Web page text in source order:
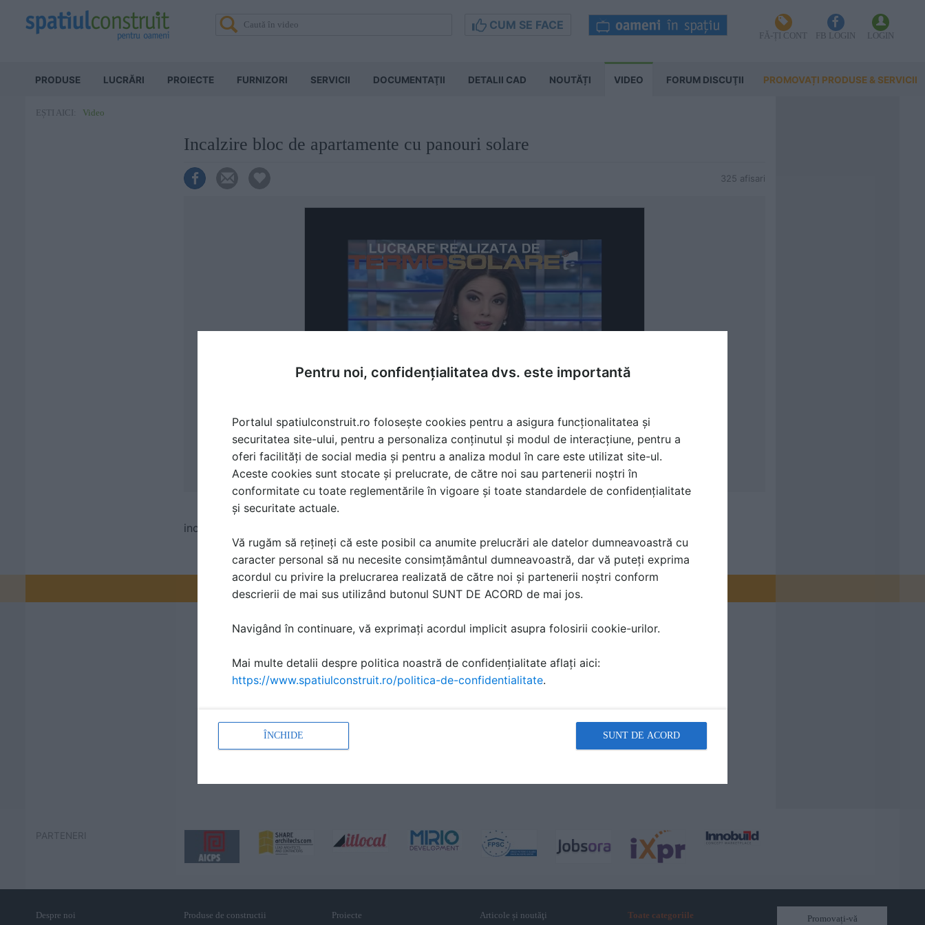
CUM SE FACE
FĂ-ȚI CONT FB LOGIN LOGIN
PRODUSE LUCRĂRI PROIECTE FURNIZORI SERVICII DOCUMENTAŢII DETALII CAD NOUTĂȚI VIDEO FORUM DISCUŢII PROMOVAȚI PRODUSE & SERVICII
EȘTI AICI: Video
Incalzire bloc de apartamente cu panouri solare
325 afisari
incalzire ecologica, energie solara, sisteme solare pentru apa calda menajera
Promovați-vă produsele și serviciile pe SpatiulConstruit.ro!
PARTENERI
Despre noi Produse de constructii Proiecte Articole și noutăţi Toate categoriile
Promovați-vă
Pentru noi, confidențialitatea dvs. este importantă
Portalul spatiulconstruit.ro folosește cookies pentru a asigura funcționalitatea și
securitatea site-ului, pentru a personaliza conținutul și modul de interacțiune, pentru a
oferi facilități de social media și pentru a analiza modul în care este utilizat site-ul.
Aceste cookies sunt stocate și prelucrate, de către noi sau partenerii noștri în
conformitate cu toate reglementările în vigoare și toate standardele de confidențialitate
și securitate actuale.
Vă rugăm să rețineți că este posibil ca anumite prelucrări ale datelor dumneavoastră cu
caracter personal să nu necesite consimțământul dumneavoastră, dar vă puteți exprima
acordul cu privire la prelucrarea realizată de către noi și partenerii noștri conform
descrierii de mai sus utilizând butonul SUNT DE ACORD de mai jos.
Navigând în continuare, vă exprimați acordul implicit asupra folosirii cookie-urilor.
Mai multe detalii despre politica noastră de confidențialitate aflați aici:
https://www.spatiulconstruit.ro/politica-de-confidentialitate.
ÎNCHIDE SUNT DE ACORD